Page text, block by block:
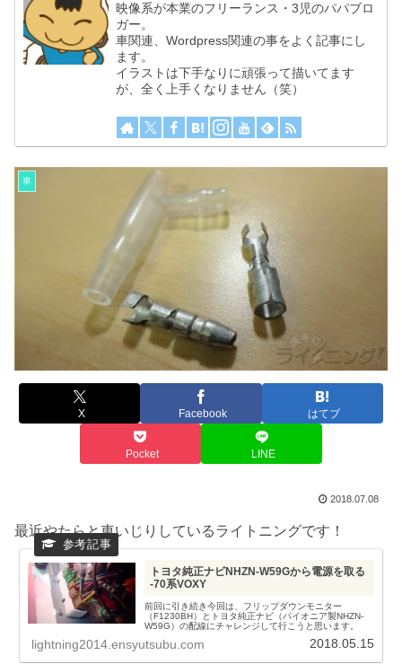
映像系が本業のフリーランス・3児のパパブロ
ガー。
車関連、Wordpress関連の事をよく記事にし
ます。
イラストは下手なりに頑張って描いてます
が、全く上手くなりません（笑）
車
X Facebook はてブ
Pocket LINE
2018.07.08
最近やたらと車いじりしているライトニングです！
トヨタ純正ナビNHZN-W59Gから電源を取る
-70系VOXY
前回に引き続き今回は、フリップダウンモニター
（F1230BH）とトヨタ純正ナビ（パイオニア製NHZN-
W59G）の配線にチャレンジして行こうと思います。
lightning2014.ensyutsubu.com 2018.05.15